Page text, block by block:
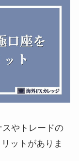
やトレードの
ットがありま